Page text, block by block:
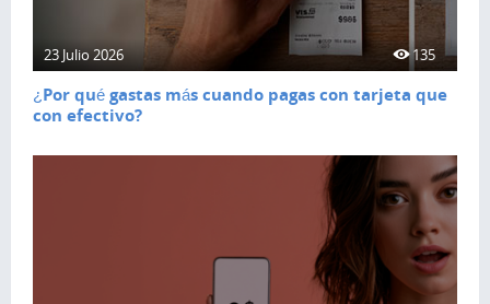
23 Julio 2026 135
¿Por qué gastas más cuando pagas con tarjeta que
con efectivo?